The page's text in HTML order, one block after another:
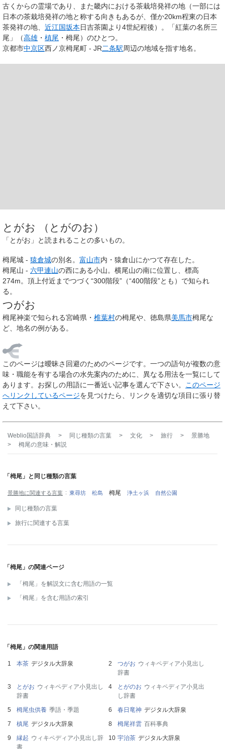
古くからの霊場であり、また畿内における茶栽培発祥の地（一部には
日本の茶栽培発祥の地と称する向きもあるが、僅か20km程東の日本
茶発祥の地、 近江国坂本日吉茶園より4世紀程後）。「紅葉の名所三
尾」（高雄 ・ 槙尾 ・栂尾）のひとつ。
京都市中京区西ノ京栂尾町 - JR二条駅周辺の地域を指す地名。
とがお （とがのお）
「とがお」と読まれることの多いもの。
栂尾城 - 猿倉城の別名。 富山市内・猿倉山にかつて存在した。
栂尾山 - 六甲連山の西にある小山。横尾山の南に位置し、標高
274m。頂上付近までつづく“300階段”（“400階段”とも）で知られ
る。
つがお
栂尾神楽で知られる宮崎県・ 椎葉村の栂尾や、徳島県美馬市栂尾な
ど、地名の例がある。
このページは曖昧さ回避のためのページです。一つの語句が複数の意
味・職能を有する場合の水先案内のために、異なる用法を一覧にして
あります。お探しの用語に一番近い記事を選んで下さい。
このページ
へリンクしているページを見つけたら、リンクを適切な項目に張り替
えて下さい。
Weblio国語辞典 > 同じ種類の言葉 > 文化 > 旅行 >
景勝地
>
栂尾の意味・解説
「栂尾」と同じ種類の言葉
景勝地に関連する言葉 東尋坊 松島 栂尾 浄土ヶ浜 自然公園
同じ種類の言葉
旅行に関連する言葉
「栂尾」の関連ページ
「栂尾」を解説文に含む用語の一覧
「栂尾」を含む用語の索引
「栂尾」の関連用語
本茶 デジタル大辞泉 つがお ウィキペディア小見出し
辞書
とがお ウィキペディア小見出し
辞書
とがのお ウィキペディア小見出
し辞書
栂尾虫供養 季語・季題 春日竜神 デジタル大辞泉
槙尾 デジタル大辞泉 栂尾祥雲 百科事典
縁起 ウィキペディア小見出し辞
書
宇治茶 デジタル大辞泉